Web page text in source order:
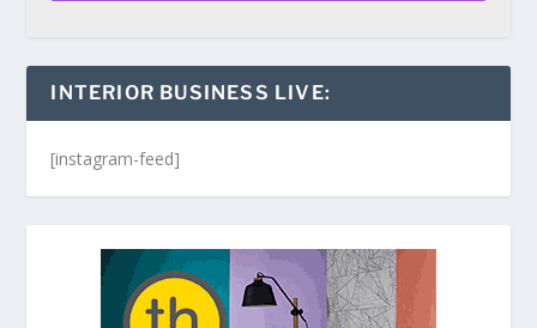
INTERIOR BUSINESS LIVE:
[instagram-feed]